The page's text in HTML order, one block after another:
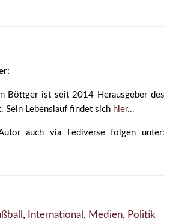
Böttger ist seit 2014 Herausgeber des
Sein Lebenslauf findet sich hier...
auch via Fediverse folgen unter:
, International , Medien, Politik